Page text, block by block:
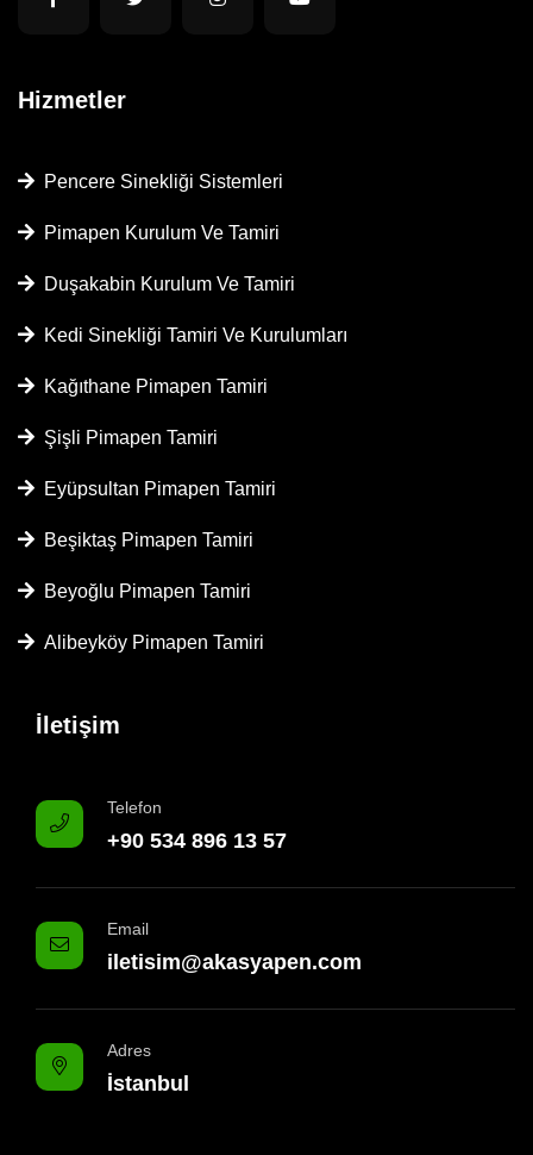
Hizmetler
Pencere Sinekliği Sistemleri
Pimapen Kurulum Ve Tamiri
Duşakabin Kurulum Ve Tamiri
Kedi Sinekliği Tamiri Ve Kurulumları
Kağıthane Pimapen Tamiri
Şişli Pimapen Tamiri
Eyüpsultan Pimapen Tamiri
Beşiktaş Pimapen Tamiri
Beyoğlu Pimapen Tamiri
Alibeyköy Pimapen Tamiri
İletişim
Telefon
+90 534 896 13 57
Email
iletisim@akasyapen.com
Adres
İstanbul